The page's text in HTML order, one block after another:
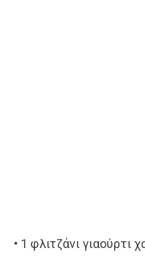
• 1 φλιτζάνι γιαούρτι